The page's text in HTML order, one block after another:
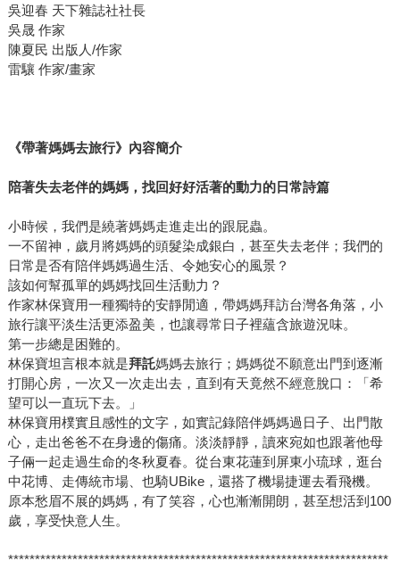
吳迎春 天下雜誌社社長
吳晟 作家
陳夏民 出版人/作家
雷驤 作家/畫家
《帶著媽媽去旅行》內容簡介
陪著失去老伴的媽媽，找回好好活著的動力的日常詩篇
小時候，我們是繞著媽媽走進走出的跟屁蟲。
一不留神，歲月將媽媽的頭髮染成銀白，甚至失去老伴；我們的
日常是否有陪伴媽媽過生活、令她安心的風景？
該如何幫孤單的媽媽找回生活動力？
作家林保寶用一種獨特的安靜閒適，帶媽媽拜訪台灣各角落，小
旅行讓平淡生活更添盈美，也讓尋常日子裡蘊含旅遊況味。
第一步總是困難的。
林保寶坦言根本就是拜託媽媽去旅行；媽媽從不願意出門到逐漸
打開心房，一次又一次走出去，直到有天竟然不經意脫口：「希
望可以一直玩下去。」
林保寶用樸實且感性的文字，如實記錄陪伴媽媽過日子、出門散
心，走出爸爸不在身邊的傷痛。淡淡靜靜，讀來宛如也跟著他母
子倆一起走過生命的冬秋夏春。從台東花蓮到屏東小琉球，逛台
中花博、走傳統市場、也騎UBike，還搭了機場捷運去看飛機。
原本愁眉不展的媽媽，有了笑容，心也漸漸開朗，甚至想活到100
歲，享受快意人生。